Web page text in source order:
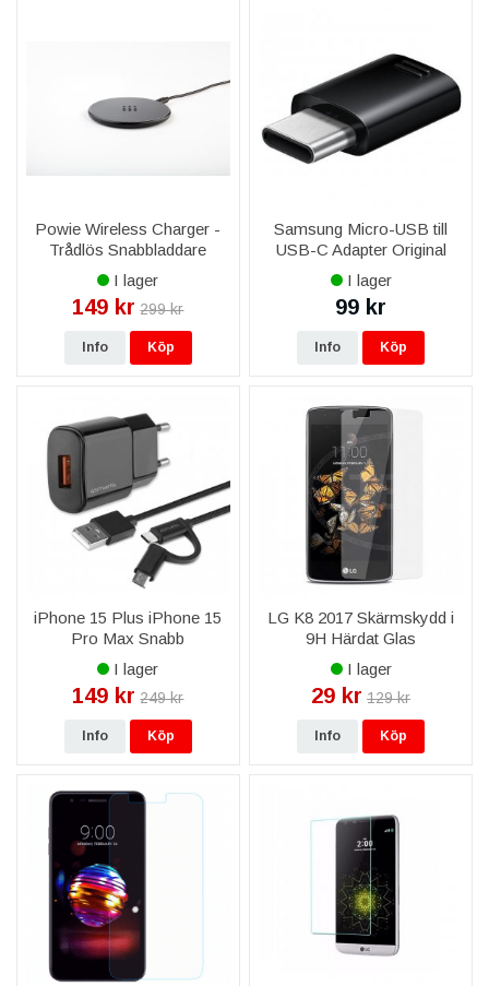
Powie Wireless Charger -
Trådlös Snabbladdare
I lager
149 kr 299 kr
Info Köp
Samsung Micro-USB till
USB-C Adapter Original
GH96-11381A - Svart
I lager
99 kr
Info Köp
iPhone 15 Plus iPhone 15
Pro Max Snabb
Väggladdare 18W med
ComboCord Kabel - Svart
I lager
149 kr 249 kr
Info Köp
LG K8 2017 Skärmskydd i
9H Härdat Glas
I lager
29 kr 129 kr
Info Köp